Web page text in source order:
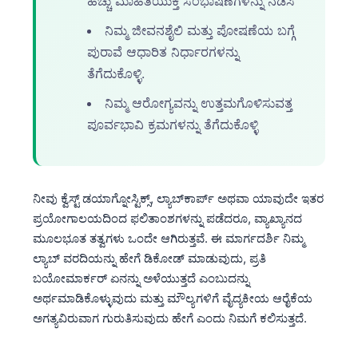
ನಿಮ್ಮ ಜೀವನಶೈಲಿ ಮತ್ತು ಪೋಷಣೆಯ ಬಗ್ಗೆ
ಪುರಾವೆ ಆಧಾರಿತ ನಿರ್ಧಾರಗಳನ್ನು
ತೆಗೆದುಕೊಳ್ಳಿ.
ನಿಮ್ಮ ಆರೋಗ್ಯವನ್ನು ಉತ್ತಮಗೊಳಿಸುವತ್ತ
ಪೂರ್ವಭಾವಿ ಕ್ರಮಗಳನ್ನು ತೆಗೆದುಕೊಳ್ಳಿ
ನೀವು ಕ್ವೆಸ್ಟ್ ಡಯಾಗ್ನೋಸ್ಟಿಕ್ಸ್, ಲ್ಯಾಬ್‌ಕಾರ್ಪ್ ಅಥವಾ ಯಾವುದೇ ಇತರ
ಪ್ರಯೋಗಾಲಯದಿಂದ ಫಲಿತಾಂಶಗಳನ್ನು ಪಡೆದರೂ, ವ್ಯಾಖ್ಯಾನದ
ಮೂಲಭೂತ ತತ್ವಗಳು ಒಂದೇ ಆಗಿರುತ್ತವೆ. ಈ ಮಾರ್ಗದರ್ಶಿ ನಿಮ್ಮ
ಲ್ಯಾಬ್ ವರದಿಯನ್ನು ಹೇಗೆ ಡಿಕೋಡ್ ಮಾಡುವುದು, ಪ್ರತಿ
ಬಯೋಮಾರ್ಕರ್ ಏನನ್ನು ಅಳೆಯುತ್ತದೆ ಎಂಬುದನ್ನು
ಅರ್ಥಮಾಡಿಕೊಳ್ಳುವುದು ಮತ್ತು ಮೌಲ್ಯಗಳಿಗೆ ವೈದ್ಯಕೀಯ ಆರೈಕೆಯ
ಅಗತ್ಯವಿರುವಾಗ ಗುರುತಿಸುವುದು ಹೇಗೆ ಎಂದು ನಿಮಗೆ ಕಲಿಸುತ್ತದೆ.